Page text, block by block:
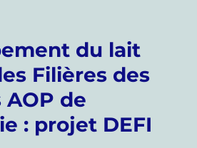
du lait
Filières des
de
: projet DEFI